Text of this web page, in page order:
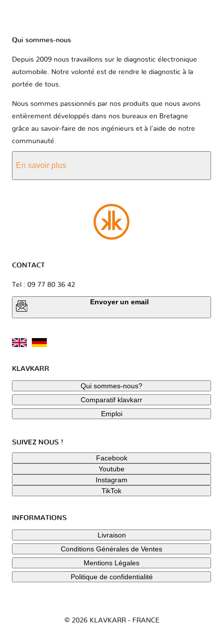
Qui sommes-nous
Depuis 2009 nous travaillons sur le diagnostic électronique
automobile. Notre volonté est de rendre le diagnostic à la
portée de tous.
Nous sommes passionnés par nos produits que nous avons
entièrement développés dans nos bureaux en Bretagne
grâce au savoir-faire de nos ingénieurs et à l'aide de notre
communauté.
En savoir plus
CONTACT
Tel : 09 77 80 36 42
Envoyer un email
KLAVKARR
Qui sommes-nous?
Comparatif klavkarr
Emploi
SUIVEZ NOUS !
Facebook
Youtube
Instagram
TikTok
INFORMATIONS
Livraison
Conditions Générales de Ventes
Mentions Légales
Politique de confidentialité
© 2026 KLAVKARR - FRANCE